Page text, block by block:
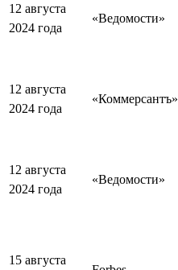
12 августа
2024 года
«Ведомости»
12 августа
2024 года
«Коммерсантъ»
12 августа
2024 года
«Ведомости»
15 августа